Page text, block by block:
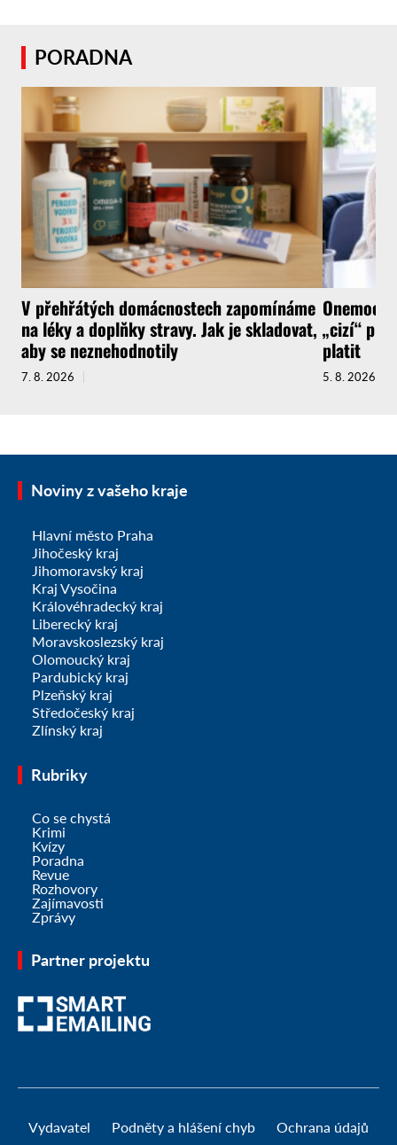
PORADNA
V přehřátých domácnostech zapomínáme
na léky a doplňky stravy. Jak je skladovat,
aby se neznehodnotily
7. 8. 2026
„cizí“
platit
5. 8. 2026
Noviny z vašeho kraje
Hlavní město Praha
Jihočeský kraj
Jihomoravský kraj
Kraj Vysočina
Královéhradecký kraj
Liberecký kraj
Moravskoslezský kraj
Olomoucký kraj
Pardubický kraj
Plzeňský kraj
Středočeský kraj
Zlínský kraj
Rubriky
Co se chystá
Krimi
Kvízy
Poradna
Revue
Rozhovory
Zajímavosti
Zprávy
Partner projektu
Vydavatel Podněty a hlášení chyb Ochrana údajů